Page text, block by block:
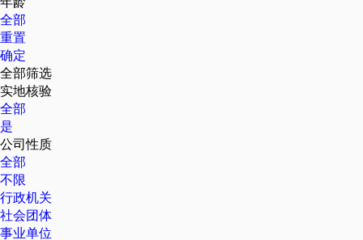
全部
重置
确定
全部筛选
实地核验
全部
是
公司性质
全部
不限
行政机关
社会团体
事业单位